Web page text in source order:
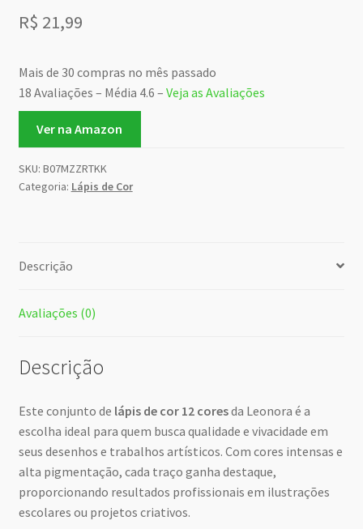
R$ 21,99
Mais de 30 compras no mês passado
18 Avaliações – Média 4.6 – Veja as Avaliações
Ver na Amazon
SKU: B07MZZRTKK
Categoria: Lápis de Cor
Descrição
Avaliações (0)
Descrição
Este conjunto de lápis de cor 12 coresda Leonora é a
escolha ideal para quem busca qualidade e vivacidade em
seus desenhos e trabalhos artísticos. Com cores intensas e
alta pigmentação, cada traço ganha destaque,
proporcionando resultados profissionais em ilustrações
escolares ou projetos criativos.